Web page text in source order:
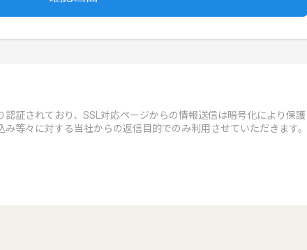
証されており、SSL対応ページからの情報送信は暗号化により保
等々に対する当社からの返信目的でのみ利用させていただきます。